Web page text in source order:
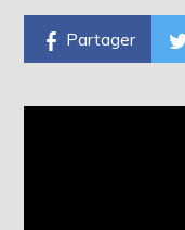
Partager